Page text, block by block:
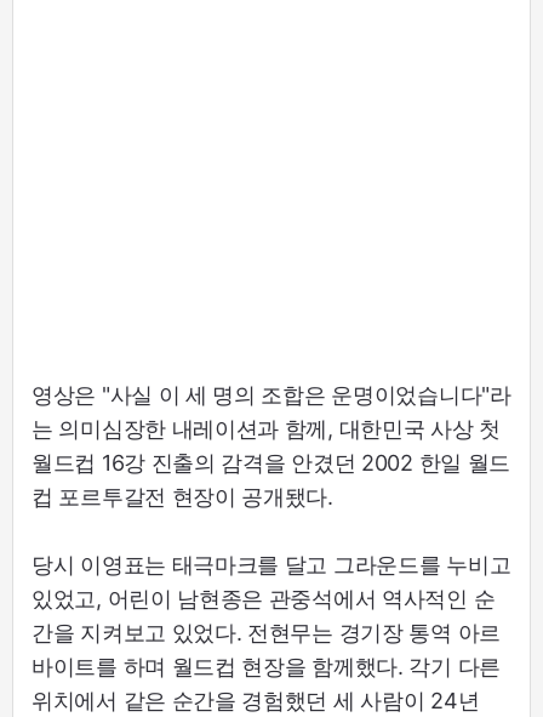
영상은 "사실 이 세 명의 조합은 운명이었습니다"라
는 의미심장한 내레이션과 함께, 대한민국 사상 첫
월드컵 16강 진출의 감격을 안겼던 2002 한일 월드
컵 포르투갈전 현장이 공개됐다.
당시 이영표는 태극마크를 달고 그라운드를 누비고
있었고, 어린이 남현종은 관중석에서 역사적인 순
간을 지켜보고 있었다. 전현무는 경기장 통역 아르
바이트를 하며 월드컵 현장을 함께했다. 각기 다른
위치에서 같은 순간을 경험했던 세 사람이 24년